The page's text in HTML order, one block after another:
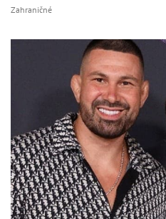
Zahraničné